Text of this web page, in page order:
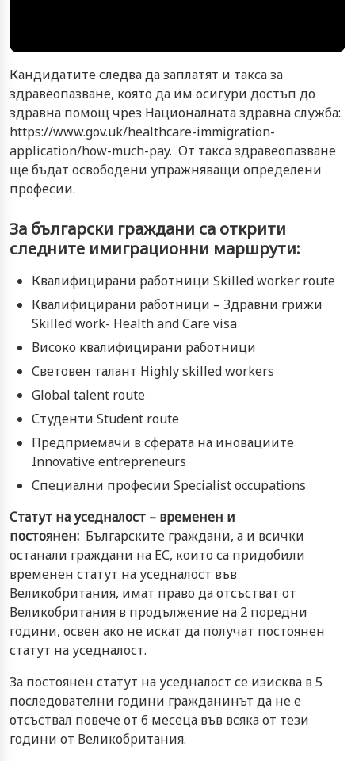
Кандидатите следва да заплатят и такса за
здравеопазване, която да им осигури достъп до
здравна помощ чрез Националната здравна служба:
https://www.gov.uk/healthcare-immigration-
application/how-much-pay. От такса здравеопазване
ще бъдат освободени упражняващи определени
професии.
За български граждани са открити
следните имиграционни маршрути:
Квалифицирани работници Skilled worker route
Квалифицирани работници – Здравни грижи
Skilled work- Health and Care visa
Високо квалифицирани работници
Световен талант Highly skilled workers
Global talent route
Студенти Student routе
Предприемачи в сферата на иновациите
Innovative entrepreneurs
Специални професии Specialist occupations
Статут на уседналост – временен и
постоянен: Българските граждани, а и всички
останали граждани на ЕС, които са придобили
временен статут на уседналост във
Великобритания, имат право да отсъстват от
Великобритания в продължение на 2 поредни
години, освен ако не искат да получат постоянен
статут на уседналост.
За постоянен статут на уседналост се изисква в 5
последователни години гражданинът да не е
отсъствал повече от 6 месеца във всяка от тези
години от Великобритания.